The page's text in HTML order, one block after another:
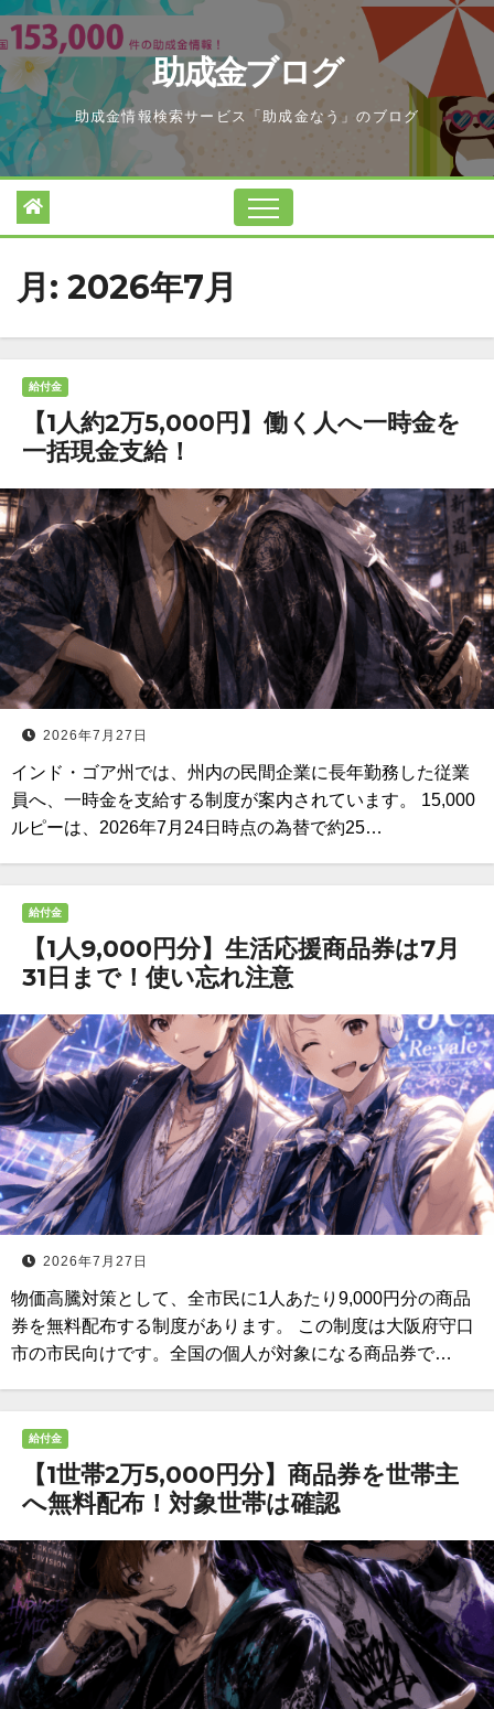
Skip
to
content
助成金ブログ
助成金情報検索サービス「助成金なう」のブログ
月: 2026年7月
給付金
【1人約2万5,000円】働く人へ一時金を
一括現金支給！
2026年7月27日
インド・ゴア州では、州内の民間企業に長年勤務した従業
員へ、一時金を支給する制度が案内されています。 15,000
ルピーは、2026年7月24日時点の為替で約25…
給付金
【1人9,000円分】生活応援商品券は7月
31日まで！使い忘れ注意
2026年7月27日
物価高騰対策として、全市民に1人あたり9,000円分の商品
券を無料配布する制度があります。 この制度は大阪府守口
市の市民向けです。全国の個人が対象になる商品券で…
給付金
【1世帯2万5,000円分】商品券を世帯主
へ無料配布！対象世帯は確認